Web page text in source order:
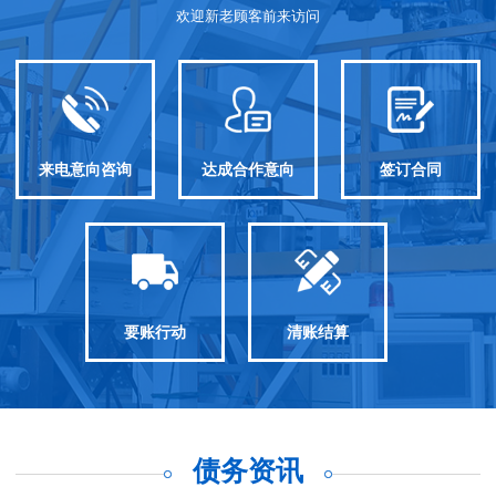
欢迎新老顾客前来访问
来电意向咨询 达成合作意向 签订合同
要账行动 清账结算
债务资讯